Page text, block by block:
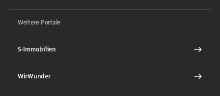
Weitere Portale
S-Immobilien
WirWunder